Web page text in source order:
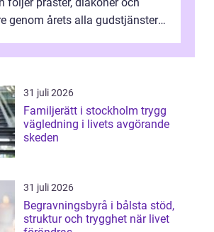
genom årets alla gudstjänster,
31 juli 2026
Familjerätt i stockholm trygg
vägledning i livets avgörande
skeden
31 juli 2026
Begravningsbyrå i bålsta stöd,
struktur och trygghet när livet